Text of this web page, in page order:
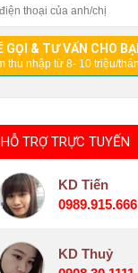
HỖ TRỢ TRỰC TUYẾN
KD Tiến
0989.915.666
KD Thuỷ